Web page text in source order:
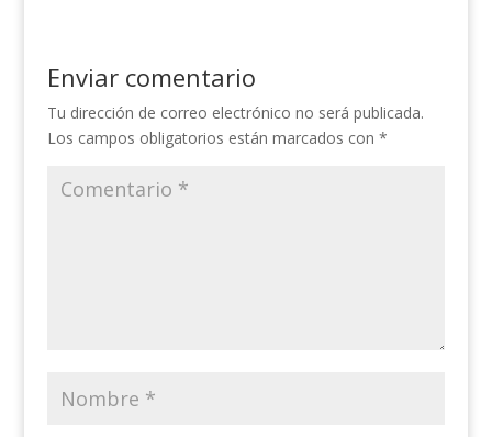
Enviar comentario
Tu dirección de correo electrónico no será publicada.
Los campos obligatorios están marcados con *